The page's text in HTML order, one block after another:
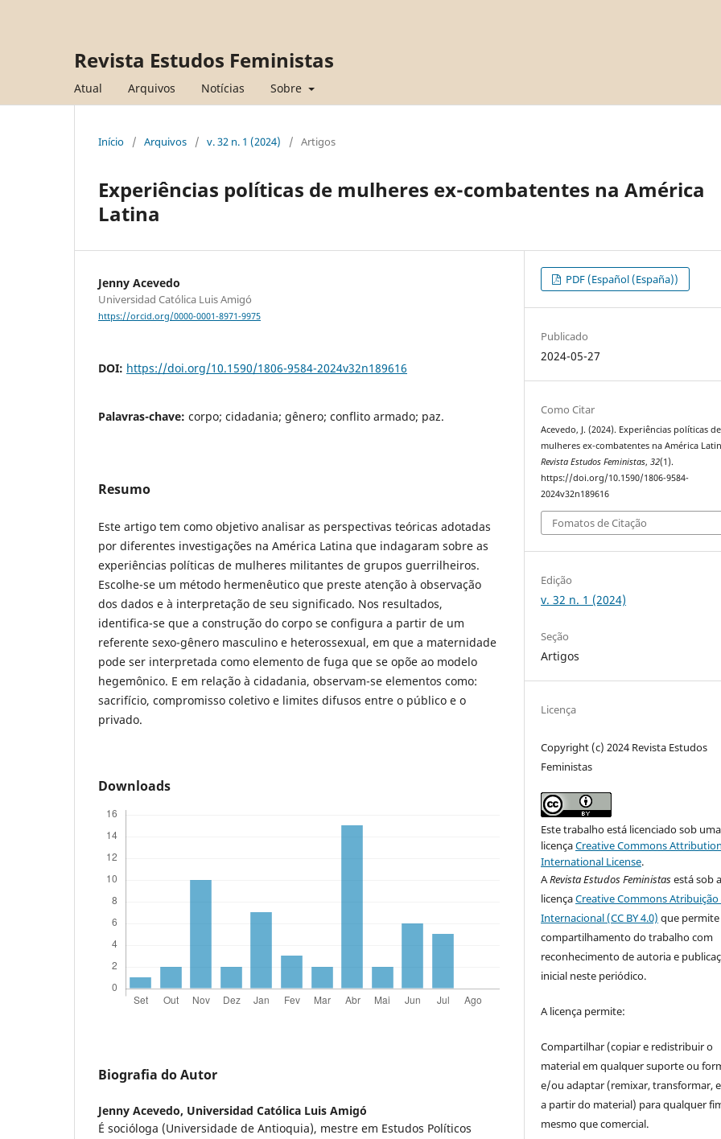
Revista Estudos Feministas
Atual Arquivos Notícias Sobre
Início / Arquivos / v. 32 n. 1 (2024) / Artigos
Experiências políticas de mulheres ex-combatentes na América
Latina
Jenny Acevedo
Universidad Católica Luis Amigó
https://orcid.org/0000-0001-8971-9975
DOI: https://doi.org/10.1590/1806-9584-2024v32n189616
Palavras-chave: corpo; cidadania; gênero; conflito armado; paz.
Resumo
Este artigo tem como objetivo analisar as perspectivas teóricas adotadas
por diferentes investigações na América Latina que indagaram sobre as
experiências políticas de mulheres militantes de grupos guerrilheiros.
Escolhe-se um método hermenêutico que preste atenção à observação
dos dados e à interpretação de seu significado. Nos resultados,
identifica-se que a construção do corpo se configura a partir de um
referente sexo-gênero masculino e heterossexual, em que a maternidade
pode ser interpretada como elemento de fuga que se opõe ao modelo
hegemônico. E em relação à cidadania, observam-se elementos como:
sacrifício, compromisso coletivo e limites difusos entre o público e o
privado.
Downloads
Biografia do Autor
Jenny Acevedo, Universidad Católica Luis Amigó
É socióloga (Universidade de Antioquia), mestre em Estudos Políticos
PDF (Español (España))
Publicado
2024-05-27
Como Citar
Acevedo, J. (2024). Experiências políticas de
mulheres ex-combatentes na América
Revista Estudos Feministas,32(1).
https://doi.org/10.1590/1806-9584-
2024v32n189616
Fomatos de Citação
Edição
v. 32 n. 1 (2024)
Seção
Artigos
Licença
Copyright (c) 2024 Revista Estudos
Feministas
Este trabalho está licenciado sob uma
licençaCreative Commons
International License.
ARevista Estudos Feministasestá sob a
licençaCreative Commons Atribuição
Internacional (CC BY 4.0) que
compartilhamento do trabalho com
reconhecimento de autoria e
inicial neste periódico.
A licença permite:
Compartilhar (copiar e redistribuir o
material em qualquer suporte ou
e/ou adaptar (remixar, transformar,
a partir do material) para qualquer
mesmo que comercial.